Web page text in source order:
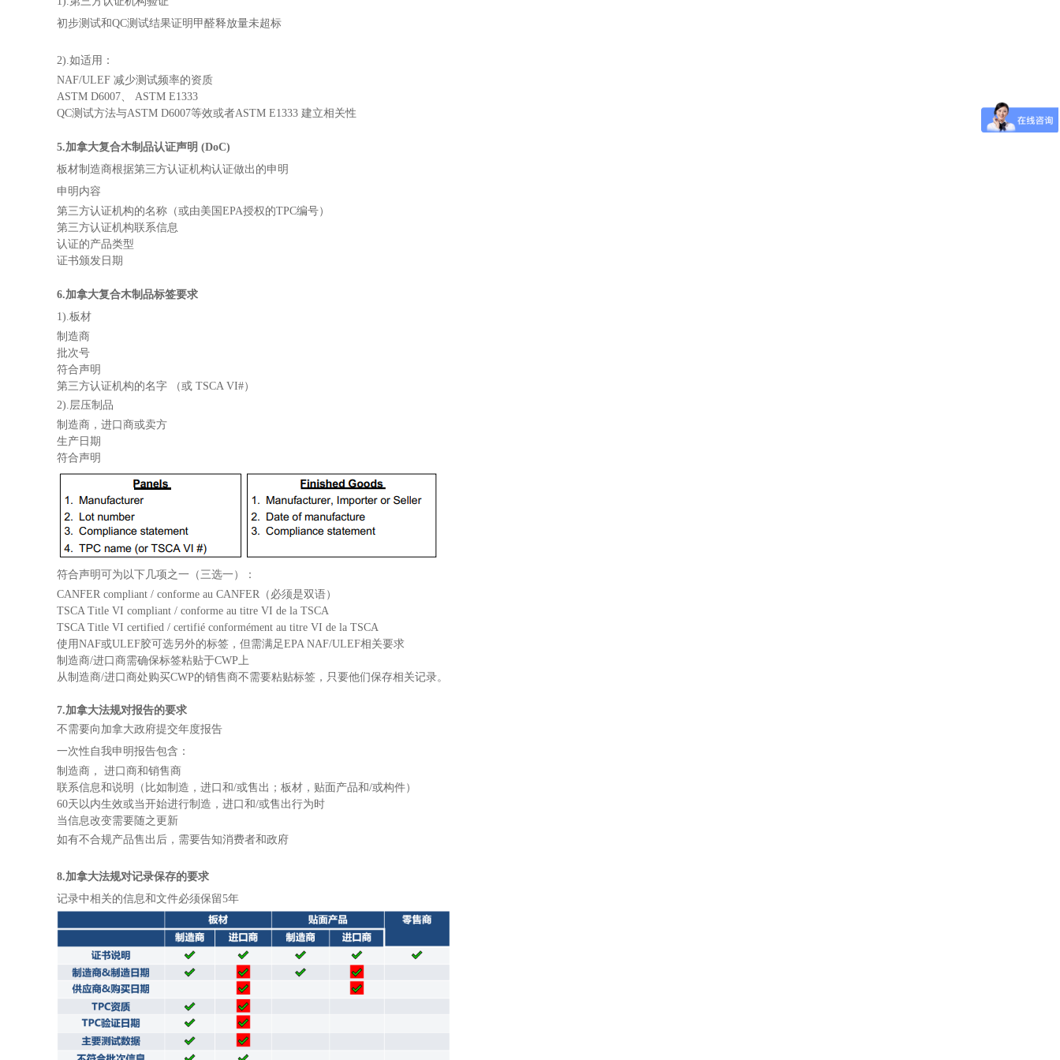
初步测试和QC测试结果证明甲醛释放量未超标
2).如适用：
NAF/ULEF 减少测试频率的资质
ASTM D6007、 ASTM E1333
QC测试方法与ASTM D6007等效或者ASTM E1333 建立相关性
5.加拿大复合木制品认证声明 (DoC)
板材制造商根据第三方认证机构认证做出的申明
申明内容
第三方认证机构的名称（或由美国EPA授权的TPC编号）
第三方认证机构联系信息
认证的产品类型
证书颁发日期
6.加拿大复合木制品标签要求
1).板材
制造商
批次号
符合声明
第三方认证机构的名字 （或 TSCA VI#）
2).层压制品
制造商，进口商或卖方
生产日期
符合声明
符合声明可为以下几项之一（三选一）：
CANFER compliant / conforme au CANFER（必须是双语）
TSCA Title VI compliant / conforme au titre VI de la TSCA
TSCA Title VI certified / certifié conformément au titre VI de la TSCA
使用NAF或ULEF胶可选另外的标签，但需满足EPA NAF/ULEF相关要求
制造商/进口商需确保标签粘贴于CWP上
从制造商/进口商处购买CWP的销售商不需要粘贴标签，只要他们保存相关记录。
7.加拿大法规对报告的要求
不需要向加拿大政府提交年度报告
一次性自我申明报告包含：
制造商， 进口商和销售商
联系信息和说明（比如制造，进口和/或售出；板材，贴面产品和/或构件）
60天以内生效或当开始进行制造，进口和/或售出行为时
当信息改变需要随之更新
如有不合规产品售出后，需要告知消费者和政府
8.加拿大法规对记录保存的要求
记录中相关的信息和文件必须保留5年